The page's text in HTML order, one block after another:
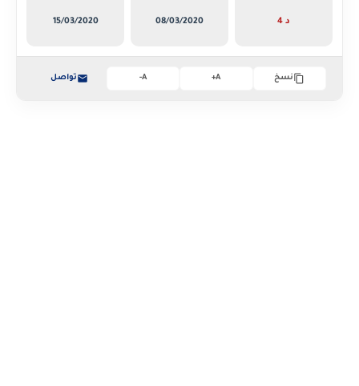
4 د 08/03/2020
15/03/2020
نسخ A+
A- تواصل